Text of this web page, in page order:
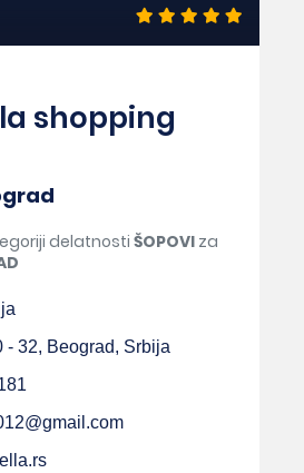
shopping
delatnosti ŠOPOVI za
- 32, Beograd, Srbija